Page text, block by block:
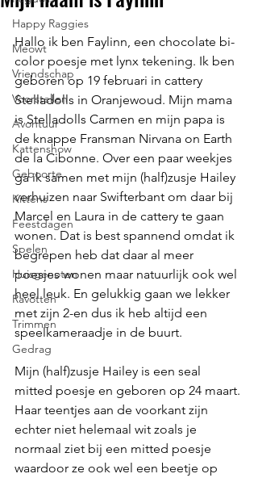
Happy Raggies
Meowt
Vriendschap
Voorstellen
Avontuur
Kattenshow
Geboorte
Kittens
Feestdagen
Spelen
Huisgenoten
Ravotten
Trimmen
Gedrag
Hallo ik ben Faylinn, een chocolate bi-
color poesje met lynx tekening. Ik ben
geboren op 19 februari in cattery
Stelladolls in Oranjewoud. Mijn mama
is Stelladolls Carmen en mijn papa is
de knappe Fransman Nirvana on Earth
de la Cibonne. Over een paar weekjes
ga ik samen met mijn (half)zusje Hailey
verhuizen naar Swifterbant om daar bij
Marcel en Laura in de cattery te gaan
wonen. Dat is best spannend omdat ik
begrepen heb dat daar al meer
poesjes wonen maar natuurlijk ook wel
heel leuk. En gelukkig gaan we lekker
met zijn 2-en dus ik heb altijd een
speelkameraadje in de buurt.
Mijn (half)zusje Hailey is een seal
mitted poesje en geboren op 24 maart.
Haar teentjes aan de voorkant zijn
echter niet helemaal wit zoals je
normaal ziet bij een mitted poesje
waardoor ze ook wel een beetje op